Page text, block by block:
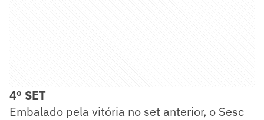
4º SET
Embalado pela vitória no set anterior, o Sesc